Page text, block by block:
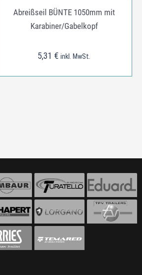
Abreißseil BÜNTE 1050mm mit
Karabiner/Gabelkopf
5,31 € inkl. MwSt.